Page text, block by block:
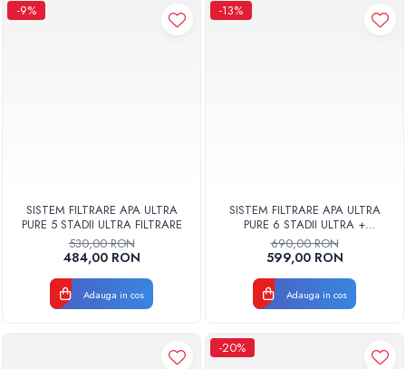
-9%
SISTEM FILTRARE APA ULTRA
PURE 5 STADII ULTRA FILTRARE
530,00 RON
484,00 RON
Adauga in cos
-13%
SISTEM FILTRARE APA ULTRA
PURE 6 STADII ULTRA +
ALCALINIZARE
690,00 RON
599,00 RON
Adauga in cos
-20%